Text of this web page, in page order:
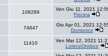
108289
Ven Giu 11, 2021
Fiocina
74647
Gio Apr 01, 2021
Domonice
11410
Ven Mar 12, 2021
LorenzOrobico